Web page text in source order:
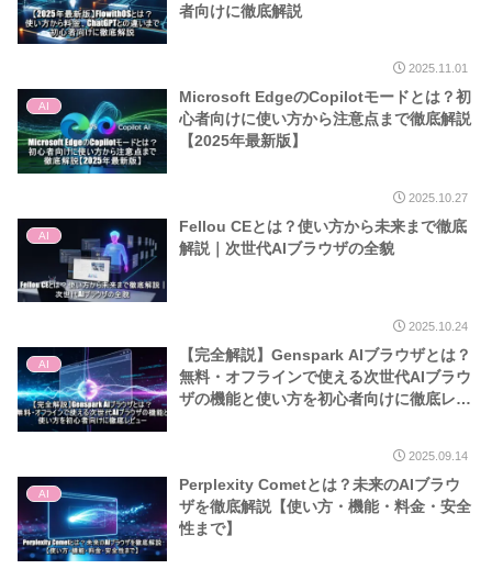
者向けに徹底解説
2025.11.01
AI
Microsoft EdgeのCopilotモードとは？初
心者向けに使い方から注意点まで徹底解説
【2025年最新版】
2025.10.27
AI
Fellou CEとは？使い方から未来まで徹底
解説｜次世代AIブラウザの全貌
2025.10.24
AI
【完全解説】Genspark AIブラウザとは？
無料・オフラインで使える次世代AIブラウ
ザの機能と使い方を初心者向けに徹底レビ
2025.09.14
AI
Perplexity Cometとは？未来のAIブラウ
ザを徹底解説【使い方・機能・料金・安全
性まで】